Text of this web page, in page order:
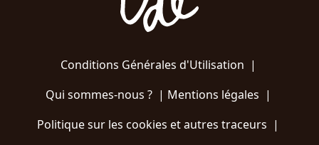
Conditions Générales d'Utilisation |
Qui sommes-nous ?| Mentions légales |
Politique sur les cookies et autres traceurs |